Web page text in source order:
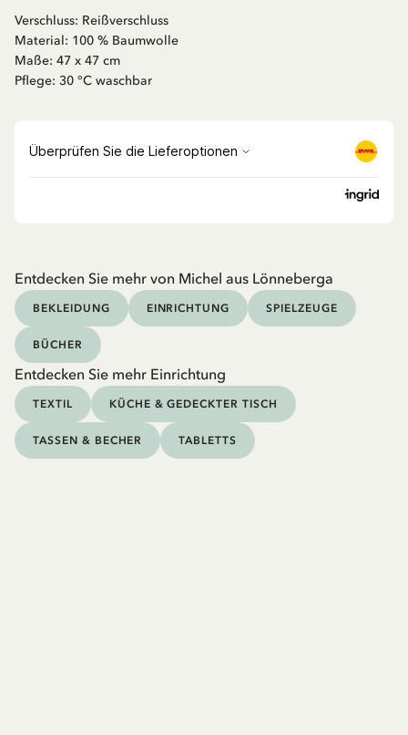
Verschluss: Reißverschluss
Material: 100 % Baumwolle
Maße: 47 x 47 cm
Pflege: 30 °C waschbar
Entdecken Sie mehr von Michel aus Lönneberga
BEKLEIDUNG EINRICHTUNG SPIELZEUGE
BÜCHER
Entdecken Sie mehr Einrichtung
TEXTIL KÜCHE & GEDECKTER TISCH
TASSEN & BECHER TABLETTS